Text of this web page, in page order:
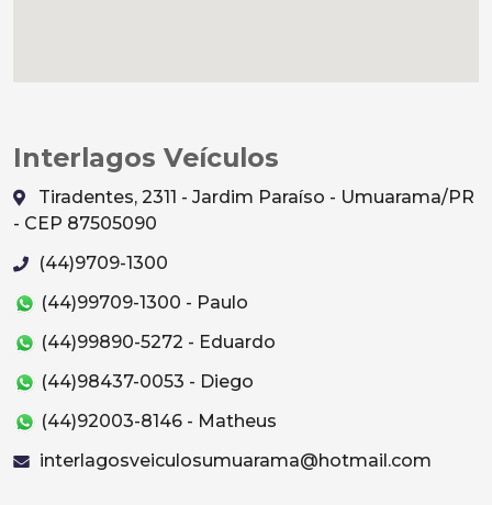
Interlagos Veículos
Tiradentes, 2311 - Jardim Paraíso - Umuarama/PR
- CEP 87505090
(44)9709-1300
(44)99709-1300 - Paulo
(44)99890-5272 - Eduardo
(44)98437-0053 - Diego
(44)92003-8146 - Matheus
interlagosveiculosumuarama@hotmail.com